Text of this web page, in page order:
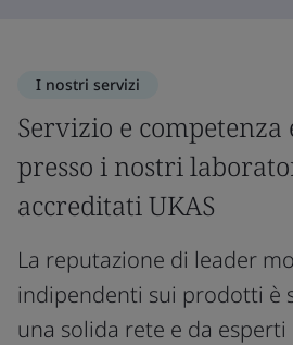
I nostri servizi
Servizio e competenza
presso i nostri
accreditati UKAS
La reputazione di leader
indipendenti sui prodotti è
una solida rete e da